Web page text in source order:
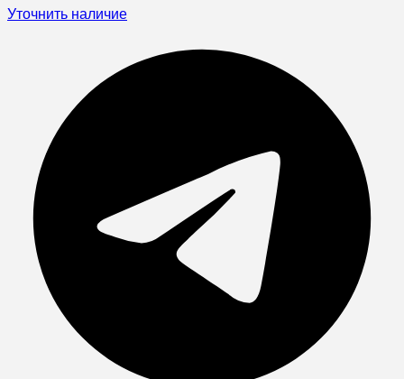
Уточнить наличие